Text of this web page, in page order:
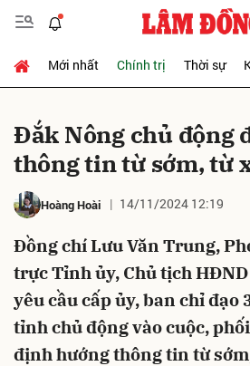
Mới nhất Chính trị Thời sự
Đắk Nông chủ động
thông tin từ sớm, từ
Hoàng Hoài 14/11/2024 12:19
Đồng chí Lưu Văn Trung,
trực Tỉnh ủy, Chủ tịch
yêu cầu cấp ủy, ban chỉ đạo
tỉnh chủ động vào cuộc,
định hướng thông tin từ
Gửi bình luận